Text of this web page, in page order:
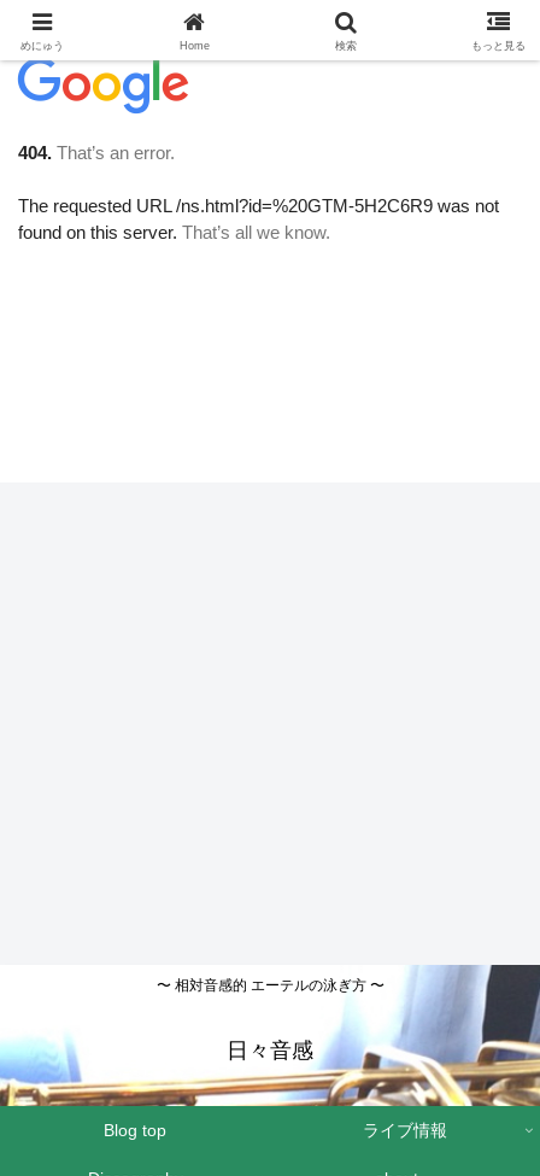
〜 相対音感的 エーテルの泳ぎ方 〜
日々音感
Blog top ライブ情報
めにゅう Home 検索 もっと見る